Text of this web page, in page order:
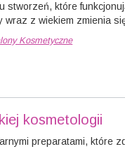
stworzeń, które
wraz z wiekiem zmienia
Kosmetyczne
kosmetologii
preparatami, które